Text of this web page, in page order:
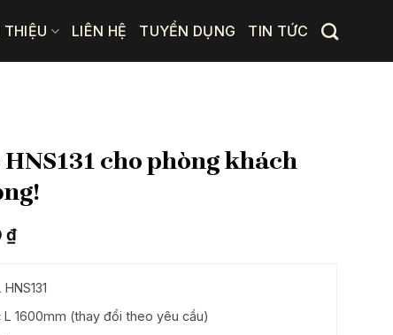
THIỆU LIÊN HỆ TUYỂN DỤNG TIN TỨC
cho phòng khách
₫Giá
là:
15.125.000 ₫.
1600mm (thay đổi theo yêu cầu)